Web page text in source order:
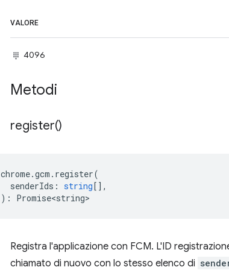
VALORE
4096
Metodi
register()
chrome.gcm . register(
senderIds : string[],
) : Promise<string>
Registra l'applicazione con FCM. L'ID
chiamato di nuovo con lo stesso elenco di